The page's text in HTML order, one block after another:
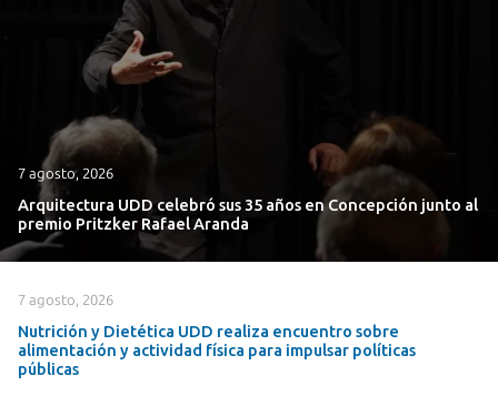
7 agosto, 2026
Arquitectura UDD celebró sus 35 años en Concepción junto al
premio Pritzker Rafael Aranda
7 agosto, 2026
Nutrición y Dietética UDD realiza encuentro sobre
alimentación y actividad física para impulsar políticas
públicas